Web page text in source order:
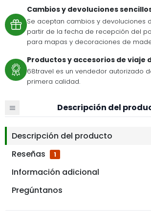
Cambios y devoluciones
Se aceptan cambios y devoluciones
partir de la fecha de recepción del
para mapas y decoraciones de
Productos y accesorios de viaje
68travel es un vendedor autorizado
primera calidad.
Descripción del
Descripción del producto
Reseñas
1
Información adicional
Pregúntanos